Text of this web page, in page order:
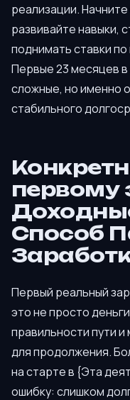
реализации.
развивайте навыки,
поднимать ставки
Первые 23 месяцев
сложные, но именно
стабильного
первому
Способ
Первый реальный
это не просто
правильности пути
для продолжения.
на старте в {Эта
ошибку: слишком